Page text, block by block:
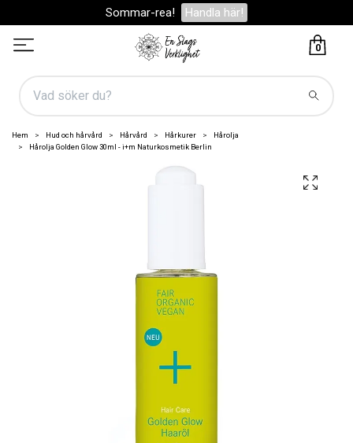
Sommar-rea! Handla här!
0
Hem Hud och hårvård Hårvård Hårkurer
Hårolja
Hårolja Golden Glow 30ml - i+m Naturkosmetik Berlin